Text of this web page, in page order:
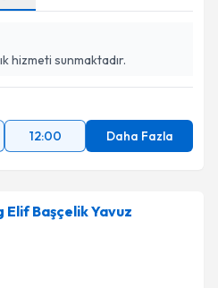
hizmeti sunmaktadır.
12:00 Daha Fazla
Elif Başçelik Yavuz